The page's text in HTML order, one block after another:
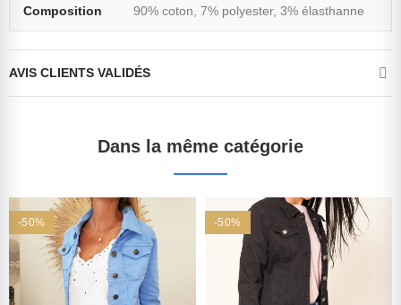
Composition 90% coton, 7% polyester, 3% élasthanne
AVIS CLIENTS VALIDÉS
Dans la même catégorie
-50% -50%